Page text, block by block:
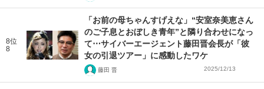
8位
8
「お前の母ちゃんすげえな」“安室奈美恵さん
のご子息とおぼしき青年”と隣り合わせになっ
て⋯サイバーエージェント藤田晋会長が「彼
女の引退ツアー」に感動したワケ
藤田 晋 2025/12/13